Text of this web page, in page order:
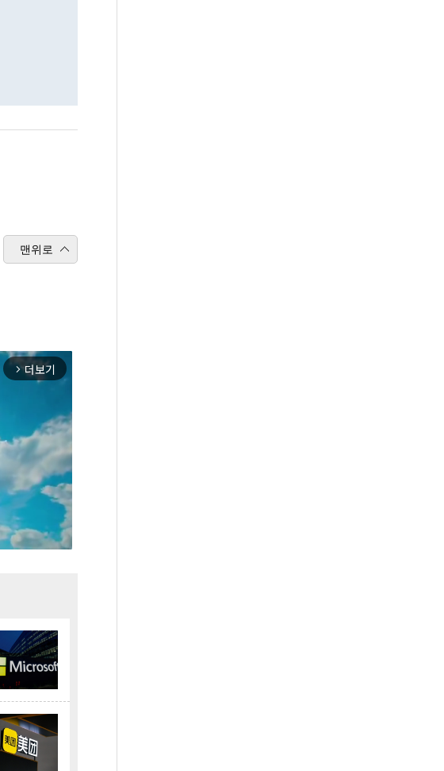
맨위로
arrow_forward_ios 더보기